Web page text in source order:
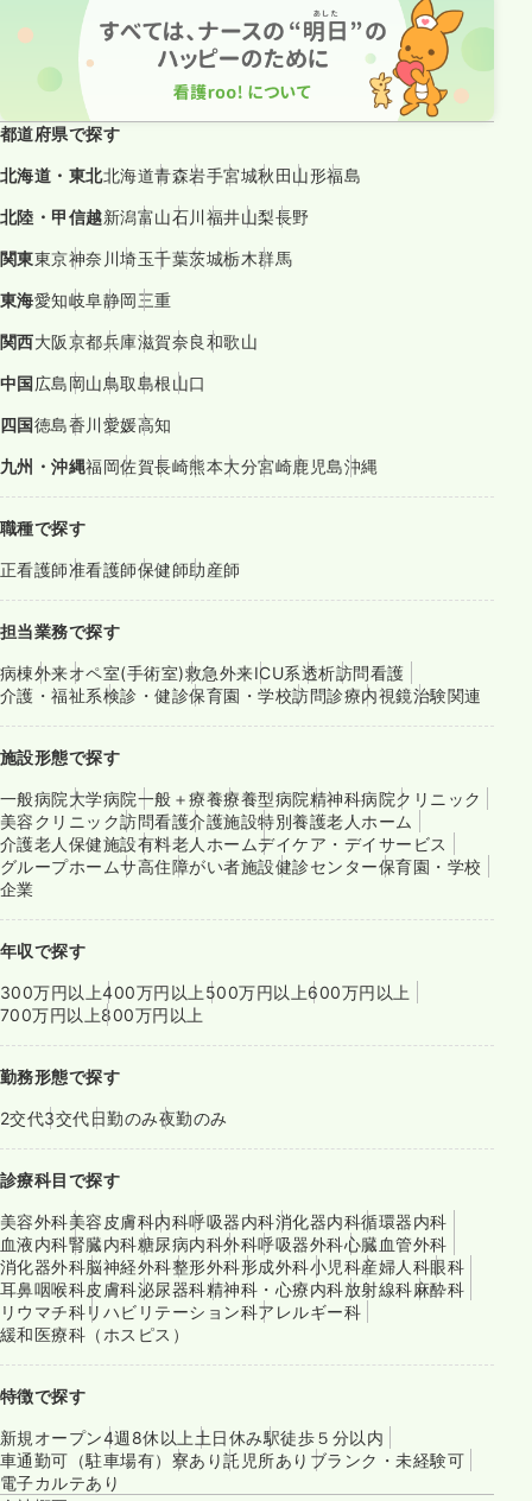
都道府県で探す
北海道・東北北海道青森岩手宮城秋田山形福島
北陸・甲信越新潟富山石川福井山梨長野
関東東京神奈川埼玉千葉茨城栃木群馬
東海愛知岐阜静岡三重
関西大阪京都兵庫滋賀奈良和歌山
中国広島岡山鳥取島根山口
四国徳島香川愛媛高知
九州・沖縄福岡佐賀長崎熊本大分宮崎鹿児島沖縄
職種で探す
正看護師准看護師保健師助産師
担当業務で探す
病棟外来オペ室(手術室)救急外来ICU系透析訪問看護
介護・福祉系検診・健診保育園・学校訪問診療内視鏡治験関連
施設形態で探す
一般病院大学病院一般＋療養療養型病院精神科病院クリニック
美容クリニック訪問看護介護施設特別養護老人ホーム
介護老人保健施設有料老人ホームデイケア・デイサービス
グループホームサ高住障がい者施設健診センター保育園・学校
企業
年収で探す
300万円以上400万円以上 500万円以上600万円以上
700万円以上800万円以上
勤務形態で探す
2交代3交代日勤のみ夜勤のみ
診療科目で探す
美容外科美容皮膚科内科呼吸器内科消化器内科循環器内科
血液内科腎臓内科糖尿病内科外科呼吸器外科心臓血管外科
消化器外科脳神経外科整形外科形成外科小児科産婦人科眼科
耳鼻咽喉科皮膚科泌尿器科精神科・心療内科放射線科麻酔科
リウマチ科リハビリテーション科アレルギー科
緩和医療科（ホスピス）
特徴で探す
新規オープン4週8休以上 土日休み駅徒歩５分以内
車通勤可（駐車場有） 寮あり託児所あり ブランク・未経験可
電子カルテあり